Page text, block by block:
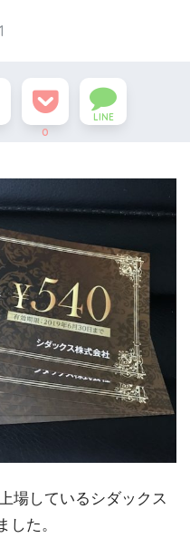
0
LINE
場しているシダックス
した。